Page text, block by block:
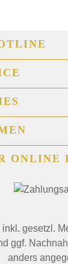
ONLINE
gesetzl.
ggf.
anders